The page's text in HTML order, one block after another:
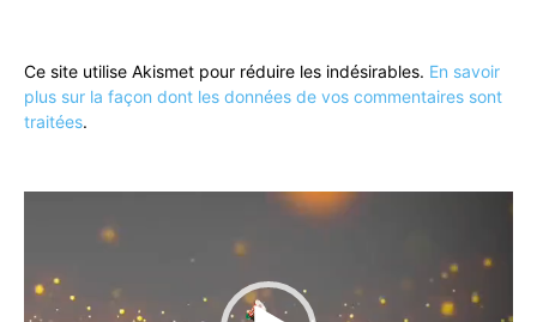
Ce site utilise Akismet pour réduire les indésirables. En savoir
plus sur la façon dont les données de vos commentaires sont
traitées.